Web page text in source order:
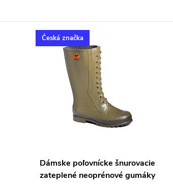
Česká značka
Dámske poľovnícke šnurovacie
zateplené neoprénové gumáky